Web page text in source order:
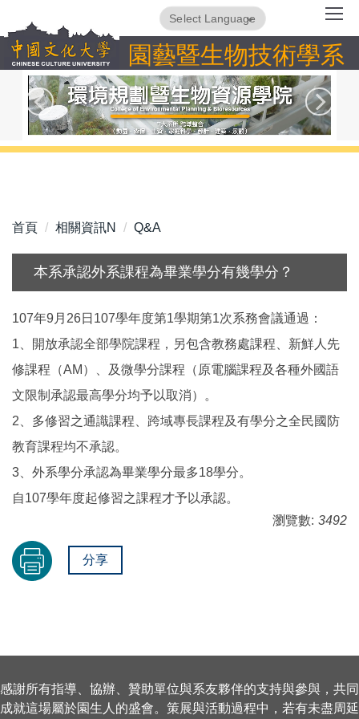
到
主
要
園藝暨生物技術學系
Translate
首頁 相關資訊N Q&A
本系承認外系課程為畢業學分有幾學分？
107年9月26日107學年度第1學期第1次系務會議通過：
1、開放承認全部學院課程，另包含教務處課程、新鮮人先
修課程（AM）、及微學分課程（原電腦課程及各種外國語
文限制承認最高學分均予以取消）。
2、多修習之通識課程、跨域專長課程及有學分之全民國防
教育課程均不承認。
3、外系學分承認為畢業學分最多18學分。
自107學年度起修習之課程才予以承認。
瀏覽數: 3492
分享
感謝所有指導、協辦、贊助單位與系友夥伴的支持與參與，共同
成就這場屬於園生人的盛會。策展與活動過程中，若有未盡周延